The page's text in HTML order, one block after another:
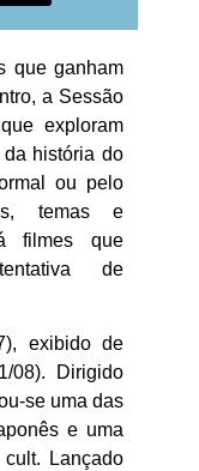
que ganham
a Sessão
exploram
história do
ou pelo
temas e
filmes que
de
exibido de
08). Dirigido
se uma das
e uma
Lançado